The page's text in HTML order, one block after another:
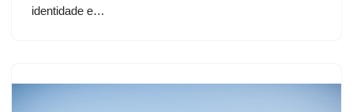
identidade e…